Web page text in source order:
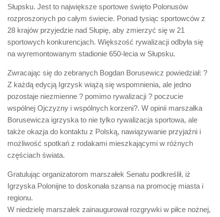
Życiorys
Biuro Senatorskie
Polecane
Senat
Platforma Obywatelska
Fundacja Jacka Kaczmarskiego
Fundacja Batorego
Słupsku. Jest to największe sportowe święto Polonusów
rozproszonych po całym świecie. Ponad tysiąc sportowców z
28 krajów przyjedzie nad Słupię, aby zmierzyć się w 21
sportowych konkurencjach. Większość rywalizacji odbyła się
na wyremontowanym stadionie 650-lecia w Słupsku.
Zwracając się do zebranych Bogdan Borusewicz powiedział: ?
Z każdą edycją Igrzysk wiążą się wspomnienia, ale jedno
pozostaje niezmienne ? pomimo rywalizacji ? poczucie
wspólnej Ojczyzny i wspólnych korzeni?. W opinii marszałka
Borusewicza igrzyska to nie tylko rywalizacja sportowa, ale
także okazja do kontaktu z Polską, nawiązywanie przyjaźni i
możliwość spotkań z rodakami mieszkającymi w różnych
częściach świata.
Gratulując organizatorom marszałek Senatu podkreślił, iż
Igrzyska Polonijne to doskonała szansa na promocję miasta i
regionu.
W niedzielę marszałek zainaugurował rozgrywki w piłce nożnej,